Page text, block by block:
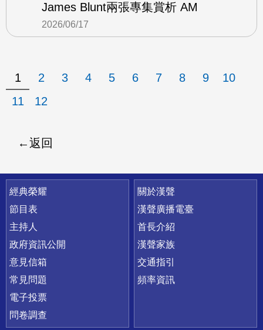
James Blunt兩張專集賞析 AM
2026/06/17
1 2 3 4 5 6 7 8 9
10
11
12
返回
快速連結
經典榮耀
節目表
主持人
政府資訊公開
意見信箱
常見問題
電子投票
問卷調查
關於漢聲
漢聲廣播電臺
首長介紹
漢聲家族
交通指引
頻率資訊